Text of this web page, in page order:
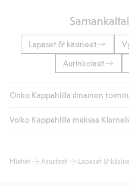
Lapaset & käsineet
Aurinkolasit
Onko Kappahlilla ilmainen
Jos olet Kappahl Clubin jäsen,
kotiinkuljetusta). Toimituskulut
Voiko Kappahlilla maksaa
maksutavat, kuten laskun,
Miehet Asusteet Lapaset &